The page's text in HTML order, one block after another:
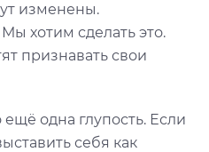
изменены.
хотим сделать это.
признавать свои
одна глупость. Если
себя как